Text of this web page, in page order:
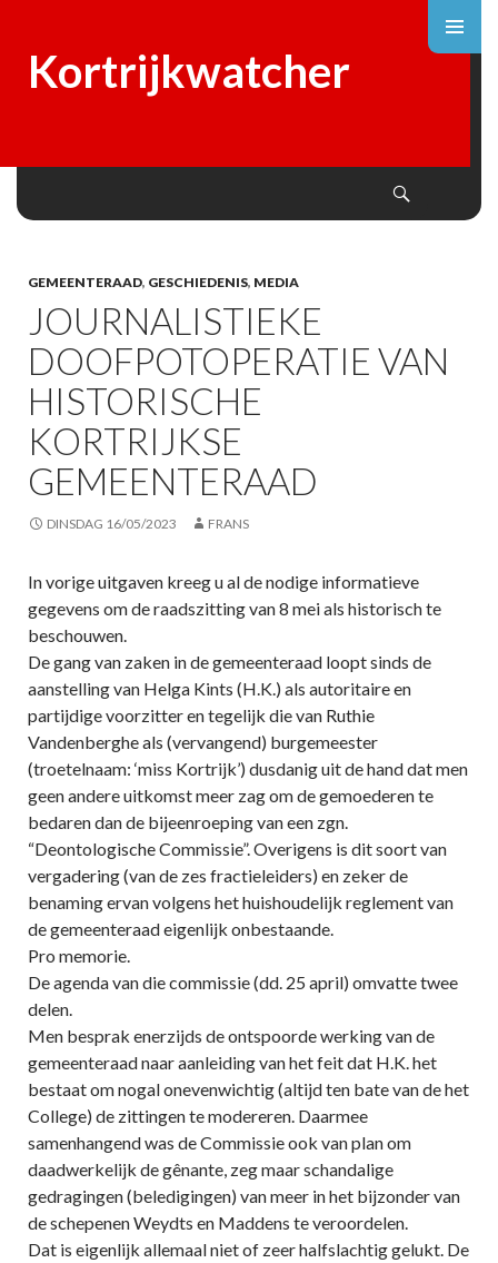
Kortrijkwatcher
GEMEENTERAAD, GESCHIEDENIS, MEDIA
JOURNALISTIEKE
DOOFPOTOPERATIE VAN
HISTORISCHE
KORTRIJKSE
GEMEENTERAAD
DINSDAG 16/05/2023 FRANS
In vorige uitgaven kreeg u al de nodige informatieve
gegevens om de raadszitting van 8 mei als historisch te
beschouwen.
De gang van zaken in de gemeenteraad loopt sinds de
aanstelling van Helga Kints (H.K.) als autoritaire en
partijdige voorzitter en tegelijk die van Ruthie
Vandenberghe als (vervangend) burgemeester
(troetelnaam: ‘miss Kortrijk’) dusdanig uit de hand dat men
geen andere uitkomst meer zag om de gemoederen te
bedaren dan de bijeenroeping van een zgn.
“Deontologische Commissie”. Overigens is dit soort van
vergadering (van de zes fractieleiders) en zeker de
benaming ervan volgens het huishoudelijk reglement van
de gemeenteraad eigenlijk onbestaande.
Pro memorie.
De agenda van die commissie (dd. 25 april) omvatte twee
delen.
Men besprak enerzijds de ontspoorde werking van de
gemeenteraad naar aanleiding van het feit dat H.K. het
bestaat om nogal onevenwichtig (altijd ten bate van de het
College) de zittingen te modereren. Daarmee
samenhangend was de Commissie ook van plan om
daadwerkelijk de gênante, zeg maar schandalige
gedragingen (beledigingen) van meer in het bijzonder van
de schepenen Weydts en Maddens te veroordelen.
Dat is eigenlijk allemaal niet of zeer halfslachtig gelukt. De